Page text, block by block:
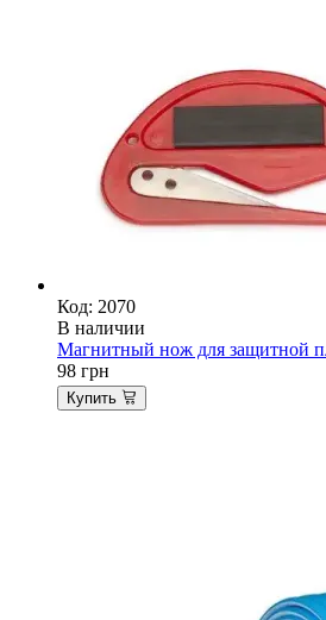
Код: 2070
В наличии
Магнитный нож для защитной
98 грн
Купить